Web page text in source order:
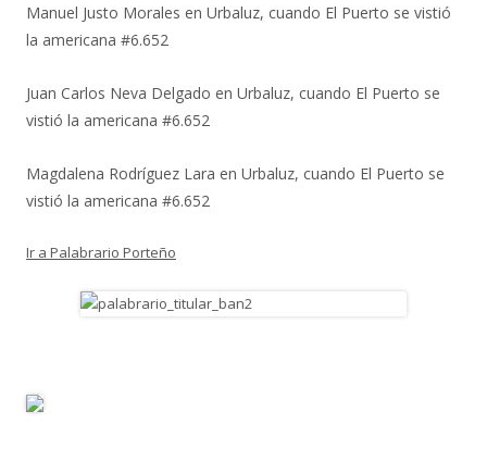
Manuel Justo Morales en Urbaluz, cuando El Puerto se vistió
la americana #6.652
Juan Carlos Neva Delgado en Urbaluz, cuando El Puerto se
vistió la americana #6.652
Magdalena Rodríguez Lara en Urbaluz, cuando El Puerto se
vistió la americana #6.652
Ir a Palabrario Porteño